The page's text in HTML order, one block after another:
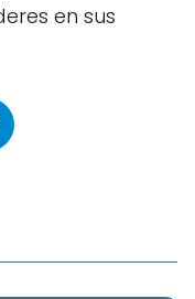
en sus